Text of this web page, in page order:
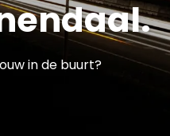
in de buurt?